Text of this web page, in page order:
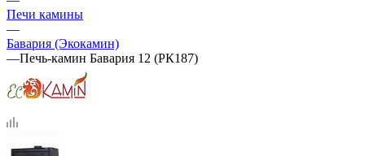
Печи камины
—
Бавария (Экокамин)
—Печь-камин Бавария 12 (РК187)